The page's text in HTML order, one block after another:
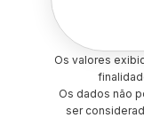
Os valores
Os dados não
ser